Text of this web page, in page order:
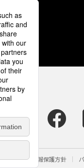
ー 個人情報保護方針